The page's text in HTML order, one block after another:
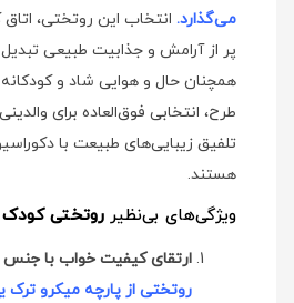
می‌گذارد. انتخاب این روتختی،
پر از آرامش و جذابیت طبیعی
همچنان حال و هوایی شاد و
طرح، انتخابی فوق‌العاده برای
تلفیق زیبایی‌های طبیعت با
هستند.
ویژگی‌های بی‌نظیر روتختی
ارتقای کیفیت خواب با جنس
روتختی از پارچه میکرو ترک